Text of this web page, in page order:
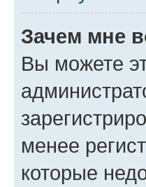
Зачем мне
Вы можете
менее
которые